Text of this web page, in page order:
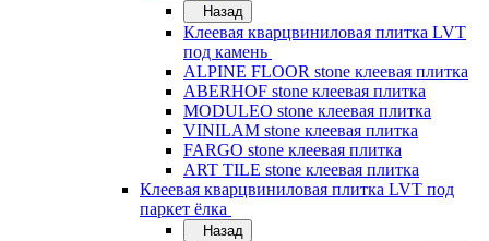
Назад
Клеевая кварцвиниловая плитка LVT
под камень
ALPINE FLOOR stone клеевая плитка
ABERHOF stone клеевая плитка
MODULEO stone клеевая плитка
VINILAM stone клеевая плитка
FARGO stone клеевая плитка
ART TILE stone клеевая плитка
Клеевая кварцвиниловая плитка LVT под
паркет ёлка
Назад